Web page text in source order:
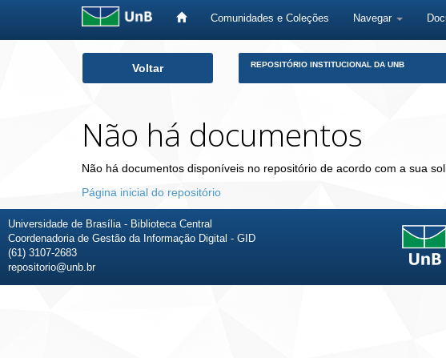
Comunidades e Coleções Navegar
Voltar REPOSITÓRIO INSTITUCIONAL DA UNB
Não há documentos
Não há documentos disponíveis no repositório de acordo com a sua
Página inicial do repositório
Universidade de Brasília - Biblioteca Central
Coordenadoria de Gestão da Informação Digital - GID
(61) 3107-2683
repositorio@unb.br